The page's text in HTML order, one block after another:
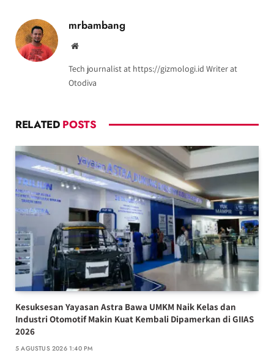
mrbambang
Website
Tech journalist at https://gizmologi.id Writer at
Otodiva
RELATED POSTS
Kesuksesan Yayasan Astra Bawa UMKM Naik Kelas dan
Industri Otomotif Makin Kuat Kembali Dipamerkan di GIIAS
2026
5 AGUSTUS 2026 1:40 PM